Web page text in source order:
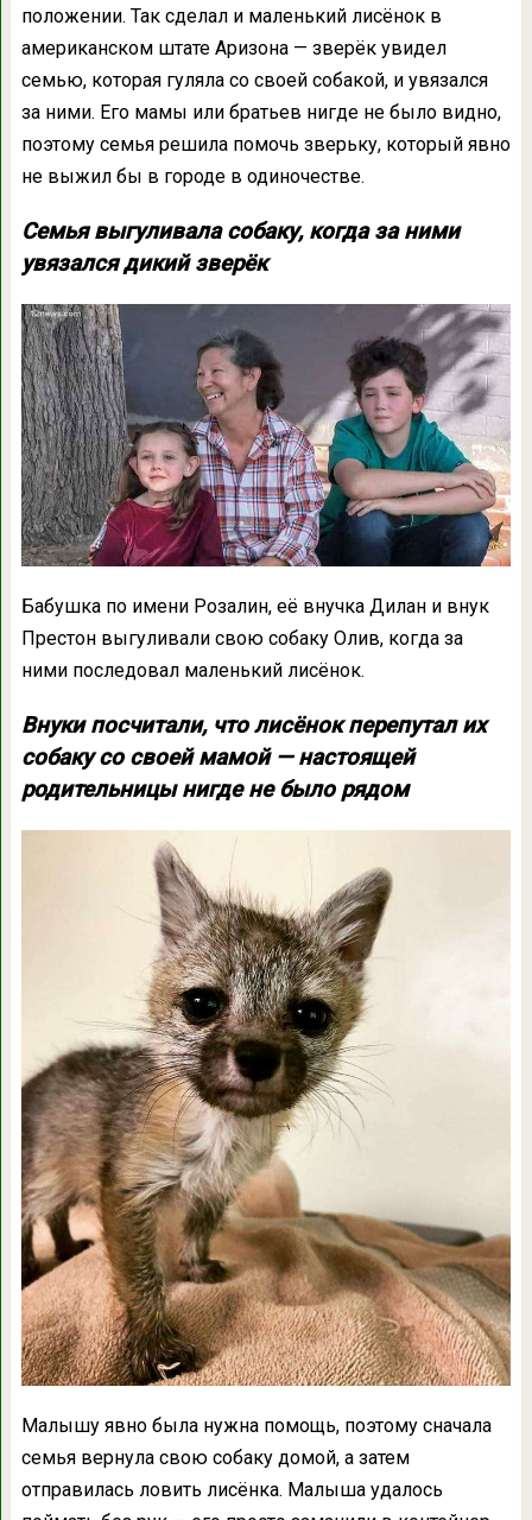
положении. Так сделал и маленький лисёнок в
американском штате Аризона — зверёк увидел
семью, которая гуляла со своей собакой, и увязался
за ними. Его мамы или братьев нигде не было видно,
поэтому семья решила помочь зверьку, который явно
не выжил бы в городе в одиночестве.
Семья выгуливала собаку, когда за ними
увязался дикий зверёк
Бабушка по имени Розалин, её внучка Дилан и внук
Престон выгуливали свою собаку Олив, когда за
ними последовал маленький лисёнок.
Внуки посчитали, что лисёнок перепутал их
собаку со своей мамой — настоящей
родительницы нигде не было рядом
Малышу явно была нужна помощь, поэтому сначала
семья вернула свою собаку домой, а затем
отправилась ловить лисёнка. Малыша удалось